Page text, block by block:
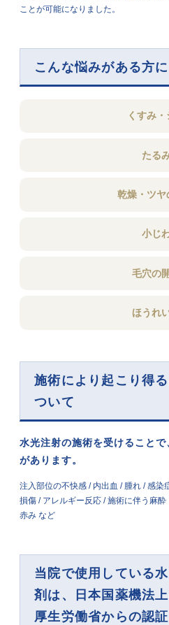
ことが可能になりました。
こんな悩みがある方に
くすみ・
たる
乾燥・ツヤ
小じ
毛穴の
ほうれ
施術により起こり得
ついて
水光注射の施術を受けること
があります。
注入部位の不快感 / 内出血 / 腫れ / 感染
損傷 / アレルギー反応 / 施術に伴う麻
赤み など
当院で使用している
剤は、日本国薬機法
厚生労働省からの認